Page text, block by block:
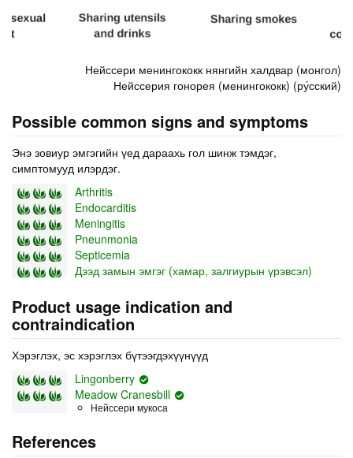
Нейссери менингококк нянгийн халдвар (монгол)
Нейссерия гонорея (менингококк) (ру́сский)
Possible common signs and symptoms
Энэ зовиур эмгэгийн үед дараахь гол шинж тэмдэг,
симптомууд илэрдэг.
Arthritis
Endocarditis
Meningitis
Pneunmonia
Septicemia
Дээд замын эмгэг (хамар, залгиурын үрэвсэл)
Product usage indication and
contraindication
Хэрэглэх, эс хэрэглэх бүтээгдэхүүнүүд
Lingonberry
Meadow Cranesbill
Нейссери мукоса
References